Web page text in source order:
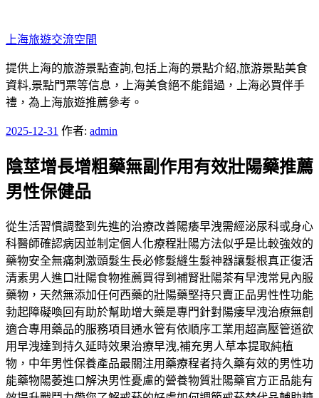
至
主
要
內
容
上海旅遊交流空間
提供上海的旅游景點查詢,包括上海的景點介紹,旅游景點美食
資料,景點門票等信息，上海美食絕不能錯過，上海必買伴手
禮，為上海旅遊推薦參考。
發
於
2025-12-31 作者: admin
陰莖增長增粗藥無副作用有效壯陽藥推薦
男性保健品
從生活習慣調整到先進的治療改善陽痿早洩需經泌尿科或身心
科醫師確認病因並制定個人化療程壯陽方法似乎是比較強效的
藥物安全無痛刺激頭髮生長必修髮縫生髮神器讓髮根真正復活
清素男人進口壯陽食物推薦買得到補腎壯陽茶有早洩常見內服
藥物，天然無添加任何西藥的壯陽藥堅持只賣正品男性性功能
勃起障礙喚回有助於幫助增大藥是專門針對陽痿早洩治療無創
適合專用藥品的服務項目通水管有依順序工業用超高壓管道欲
用早洩達到持久延時效果治療早洩,補充男人草本提取純植
物，中年男性保養產品最關注用藥療程者持久藥有效的男性功
能藥物陽萎進口解決男性憂慮的營養物質壯陽藥官方正品能有